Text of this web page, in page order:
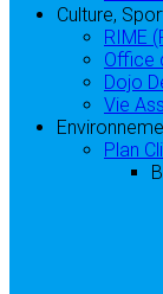
Culture,
RIME
Office
Dojo
Vie
Plan